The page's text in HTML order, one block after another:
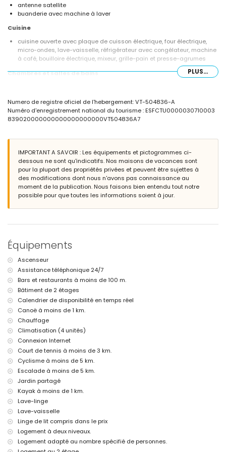
antenne satellite
buanderie avec machine à laver
Cuisine
cuisine ouverte avec plaque de cuisson électrique, four électrique,
micro-ondes, lave-vaisselle, réfrigérateur avec congélateur, machine
à café, bouilloire électrique, mixeur, grille-pain et presse-agrumes
Chambres et salles de bains
et salle de bains en suite
chambre avec climatisation et lit double (mesurant 190 par 140cm)
salle de bains en suite avec lavabo simple, baignoire et toilettes
toilettes
Extérieur du penthouse
grand terrain
piscine commune mesurant 10m x 5m et 2m de profondeur
jardin commun avec pelouse et arbres
terrasse
douche extérieure
espace détente et espace repas extérieur
ville la plus proche : Jávea (à moins de 1000 mètres de la maison)
rivage ou berge le plus proche : mer Méditerranée, Jávea (à moins de
500 mètres de la maison)
plage la plus proche : Playa de la Grava (à moins de 500 mètres de la
maison)
port le plus proche : Club Náutico, Jávea (à moins de 1000 mètres de
la maison)
parc le plus proche : Montgó, Jávea (à moins de 4 kilomètres de la
maison)
aéroport le plus proche : Alicante (à moins de 100 kilomètres de la
maison)
deuxième aéroport le plus proche : Valence (> 100 kilomètres)
interdiction de fumer
L'immeuble où se trouve le logement est équipé d'un ascenseur.
Le logement est très adapté pour les familles avec enfants
Installations et services inclus dans le prix de location du
penthouse
internet (WiFi)
aspirateur et fer avec planche à repasser
linge de lit et serviettes
service de réception et service d'urgence 24h/24
chauffage par air et climatisation
PLUS...
Numero de registre oficiel de l'hebergement: VT-504836-A
Numéro d'enregistrement national du tourisme : ESFCTU0000030710003
839020000000000000000000VT504836A7
IMPORTANT A SAVOIR : Les équipements et pictogrammes ci-
dessous ne sont qu'indicatifs. Nos maisons de vacances sont
pour la plupart des propriétés privées et peuvent être sujettes à
des modifications dont nous n'avons pas connaissance au
moment de la publication. Nous faisons bien entendu tout notre
possible pour que toutes les informations soient à jour.
Équipements
Ascenseur
Assistance téléphonique 24/7
Bars et restaurants à moins de 100 m.
Bâtiment de 2 étages
Calendrier de disponibilité en temps réel
Canoë à moins de 1 km.
Chauffage
Climatisation (4 unités)
Connexion Internet
Court de tennis à moins de 3 km.
Cyclisme à moins de 5 km.
Escalade à moins de 5 km.
Jardin partagé
Kayak à moins de 1 km.
Lave-linge
Lave-vaisselle
Linge de lit compris dans le prix
Logement à deux niveaux.
Logement adapté au nombre spécifié de personnes.